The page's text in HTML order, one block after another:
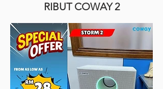
RIBUT COWAY 2